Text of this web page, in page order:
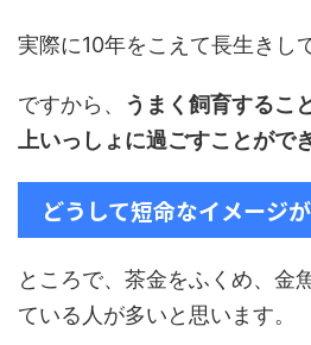
実際に10年をこえて長生きし
ですから、
うまく飼育するこ
上いっしょに過ごすことがで
どうして短命なイメージ
ところで、茶金をふくめ、金
ている人が多いと思います。